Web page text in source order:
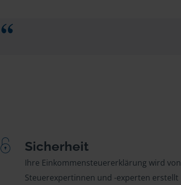
Sicherheit
Ihre Einkommensteuererklärung wird von
Steuerexpertinnen und -experten erstellt